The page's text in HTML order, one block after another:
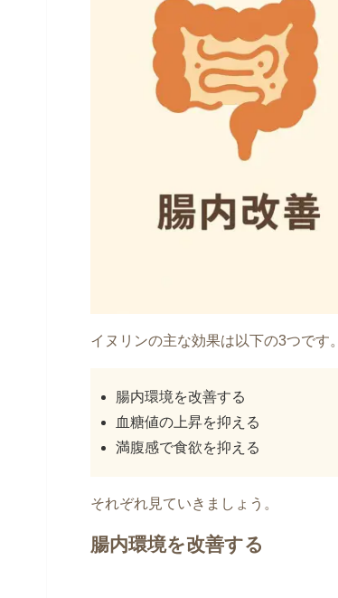
イヌリンの主な効果は以下の3つです。
腸内環境を改善する
血糖値の上昇を抑える
満腹感で食欲を抑える
それぞれ見ていきましょう。
腸内環境を改善する